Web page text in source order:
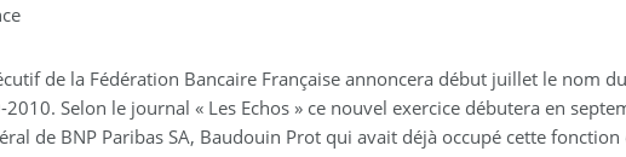
de la Fédération Bancaire Française annoncera début juillet le nom
Selon le journal « Les Echos » ce nouvel exercice débutera en
de BNP Paribas SA, Baudouin Prot qui avait déjà occupé cette